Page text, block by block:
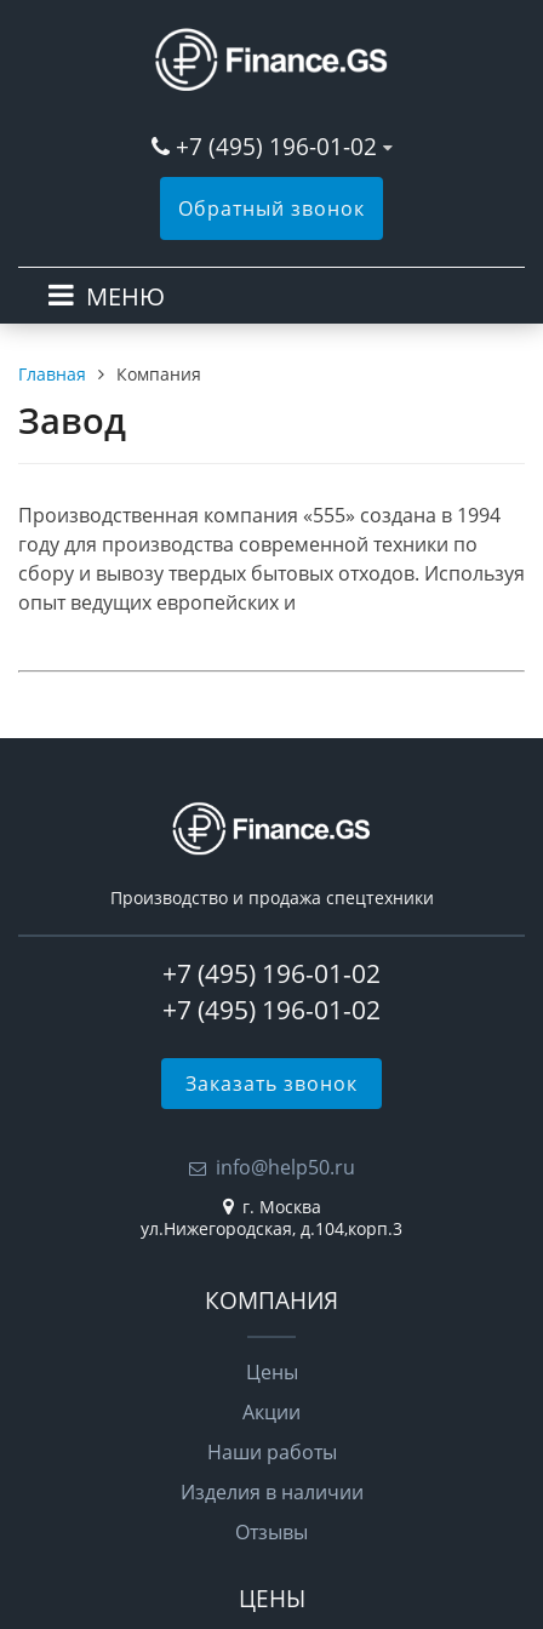
+7 (495) 196-01-02
Обратный звонок
МЕНЮ
Главная Компания
Завод
Производственная компания «555» создана в 1994
году для производства современной техники по
сбору и вывозу твердых бытовых отходов. Используя
опыт ведущих европейских и
Производство и продажа спецтехники
+7 (495) 196-01-02
+7 (495) 196-01-02
Заказать звонок
info@help50.ru
г. Москва
ул.Нижегородская, д.104,корп.3
КОМПАНИЯ
Цены
Акции
Наши работы
Изделия в наличии
Отзывы
ЦЕНЫ